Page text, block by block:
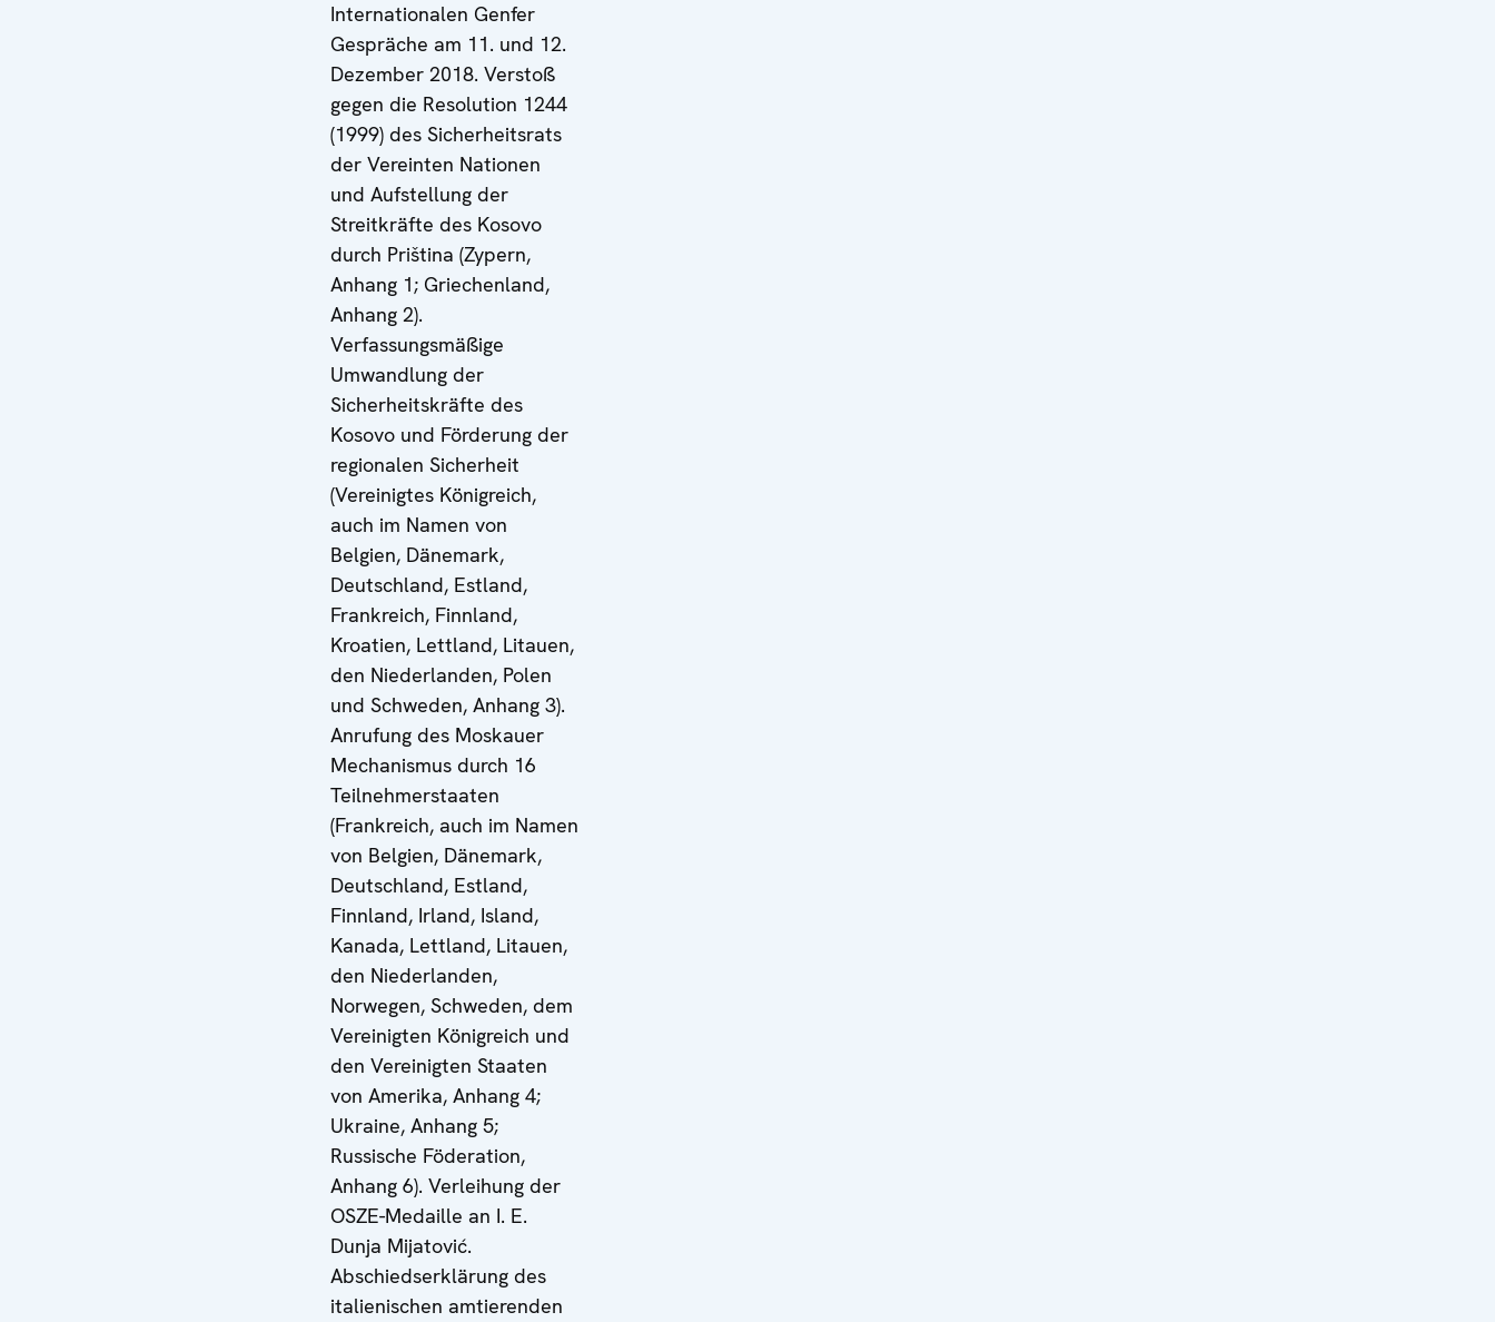
Internationalen Genfer
Gespräche am 11. und 12.
Dezember 2018. Verstoß
gegen die Resolution 1244
(1999) des Sicherheitsrats
der Vereinten Nationen
und Aufstellung der
Streitkräfte des Kosovo
durch Priština (Zypern,
Anhang 1; Griechenland,
Anhang 2).
Verfassungsmäßige
Umwandlung der
Sicherheitskräfte des
Kosovo und Förderung der
regionalen Sicherheit
(Vereinigtes Königreich,
auch im Namen von
Belgien, Dänemark,
Deutschland, Estland,
Frankreich, Finnland,
Kroatien, Lettland, Litauen,
den Niederlanden, Polen
und Schweden, Anhang 3).
Anrufung des Moskauer
Mechanismus durch 16
Teilnehmerstaaten
(Frankreich, auch im Namen
von Belgien, Dänemark,
Deutschland, Estland,
Finnland, Irland, Island,
Kanada, Lettland, Litauen,
den Niederlanden,
Norwegen, Schweden, dem
Vereinigten Königreich und
den Vereinigten Staaten
von Amerika, Anhang 4;
Ukraine, Anhang 5;
Russische Föderation,
Anhang 6). Verleihung der
OSZE-Medaille an I. E.
Dunja Mijatović.
Abschiedserklärung des
italienischen amtierenden